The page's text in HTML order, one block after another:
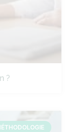
?